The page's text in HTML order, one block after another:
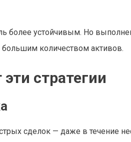
более устойчивым. Но
большим количеством активов.
стратегии
сделок — даже в течение